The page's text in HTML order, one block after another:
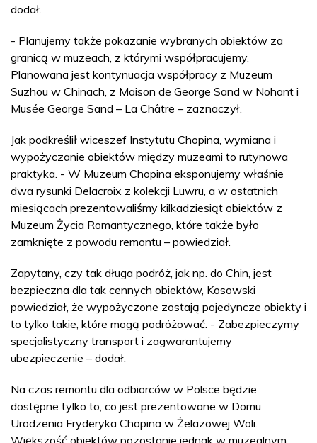
dodał.
- Planujemy także pokazanie wybranych obiektów za
granicą w muzeach, z którymi współpracujemy.
Planowana jest kontynuacja współpracy z Muzeum
Suzhou w Chinach, z Maison de George Sand w Nohant i
Musée George Sand – La Châtre – zaznaczył.
Jak podkreślił wiceszef Instytutu Chopina, wymiana i
wypożyczanie obiektów między muzeami to rutynowa
praktyka. - W Muzeum Chopina eksponujemy właśnie
dwa rysunki Delacroix z kolekcji Luwru, a w ostatnich
miesiącach prezentowaliśmy kilkadziesiąt obiektów z
Muzeum Życia Romantycznego, które także było
zamknięte z powodu remontu – powiedział.
Zapytany, czy tak długa podróż, jak np. do Chin, jest
bezpieczna dla tak cennych obiektów, Kosowski
powiedział, że wypożyczone zostają pojedyncze obiekty i
to tylko takie, które mogą podróżować. - Zabezpieczymy
specjalistyczny transport i zagwarantujemy
ubezpieczenie – dodał.
Na czas remontu dla odbiorców w Polsce będzie
dostępne tylko to, co jest prezentowane w Domu
Urodzenia Fryderyka Chopina w Żelazowej Woli.
Większość obiektów pozostanie jednak w muzealnym